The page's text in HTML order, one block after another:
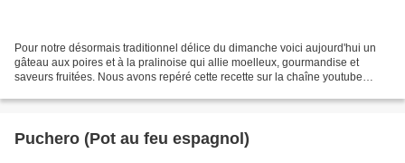
Pour notre désormais traditionnel délice du dimanche voici aujourd'hui un
gâteau aux poires et à la pralinoise qui allie moelleux, gourmandise et
saveurs fruitées. Nous avons repéré cette recette sur la chaîne youtube
Puchero (Pot au feu espagnol)